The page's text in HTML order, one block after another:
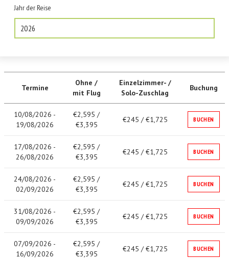
Jahr der Reise
2026
Termine
Ohne /
mit Flug
Einzelzimmer- /
Solo-Zuschlag
Buchung
10/08/2026 -
19/08/2026
€2,595 /
€3,395
€245 / €1,725 BUCHEN
17/08/2026 -
26/08/2026
€2,595 /
€3,395
€245 / €1,725 BUCHEN
24/08/2026 -
02/09/2026
€2,595 /
€3,395
€245 / €1,725 BUCHEN
31/08/2026 -
09/09/2026
€2,595 /
€3,395
€245 / €1,725 BUCHEN
07/09/2026 -
16/09/2026
€2,595 /
€3,395
€245 / €1,725 BUCHEN